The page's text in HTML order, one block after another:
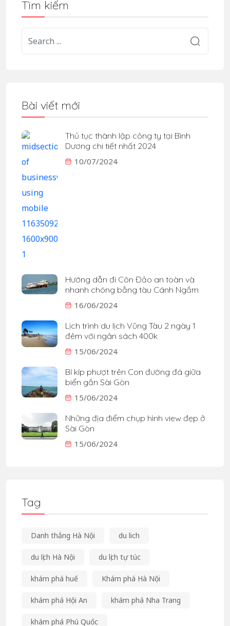
Tìm kiếm
Bài viết mới
Thủ tục thành lập công ty tại Bình
Dương chi tiết nhất 2024
10/07/2024
Hướng dẫn đi Côn Đảo an toàn và
nhanh chóng bằng tàu Cánh Ngầm
16/06/2024
Lịch trình du lịch Vũng Tàu 2 ngày 1
đêm với ngân sách 400k
15/06/2024
Bí kíp phượt trên Con đường đá giữa
biển gần Sài Gòn
15/06/2024
Những địa điểm chụp hình view đẹp ở
Sài Gòn
15/06/2024
Tag
Danh thắng Hà Nội du lich
du lịch Hà Nội du lịch tự túc
khám phá huế Khám phá Hà Nội
khám phá Hội An khám phá Nha Trang
khám phá Phú Quốc